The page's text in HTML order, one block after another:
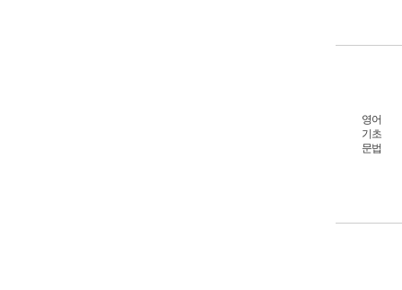
영어
기초
문법